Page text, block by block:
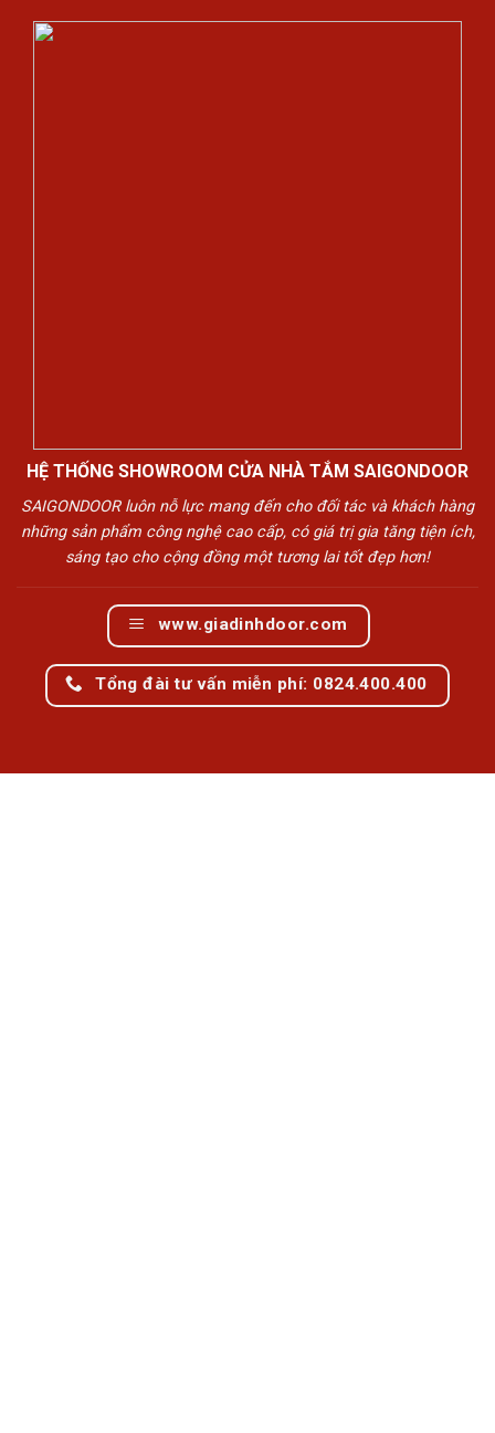
HỆ THỐNG SHOWROOM CỬA NHÀ TẮM SAIGONDOOR
SAIGONDOOR luôn nỗ lực mang đến cho đối tác và khách hàng
những sản phẩm công nghệ cao cấp, có giá trị gia tăng tiện ích,
sáng tạo cho cộng đồng một tương lai tốt đẹp hơn!
www.giadinhdoor.com
Tổng đài tư vấn miễn phí: 0824.400.400